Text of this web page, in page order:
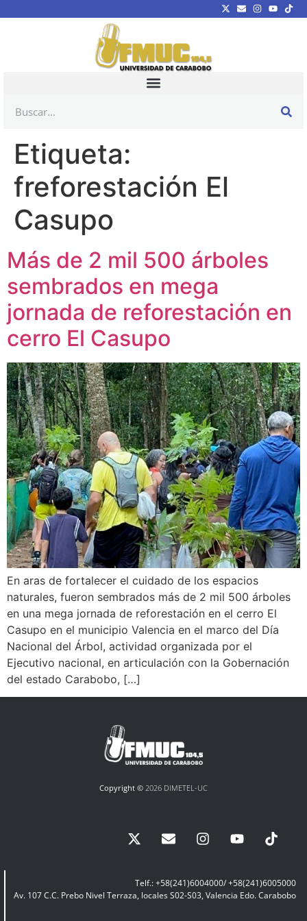
Etiqueta:
freforestación El
Casupo
Más de 2 mil 500 árboles
sembrados en mega
jornada de reforestación en
cerro El Casupo
En aras de fortalecer el cuidado de los espacios
naturales, fueron sembrados más de 2 mil 500 árboles
en una mega jornada de reforestación en el cerro El
Casupo en el municipio Valencia en el marco del Día
Nacional del Árbol, actividad organizada por el
Ejecutivo nacional, en articulación con la Gobernación
del estado Carabobo, […]
Copyright © 2026 DIMETEL-UC
Telf.: +58(241)6004000/ +58(241)6005000
Av. 107 C.C. Prebo Nivel Terraza, locales S02-S03, Valencia Edo. Carabobo